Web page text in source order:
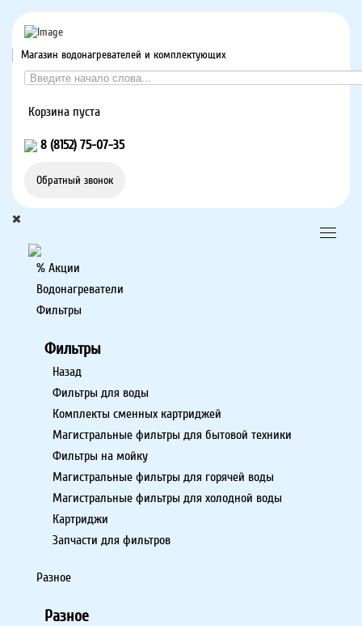
Магазин водонагревателей и комплектующих
Корзина пуста
8 (8152) 75-07-35
Обратный звонок
% Акции
Водонагреватели
Фильтры
Фильтры
Назад
Фильтры для воды
Комплекты сменных картриджей
Магистральные фильтры для бытовой техники
Фильтры на мойку
Магистральные фильтры для горячей воды
Магистральные фильтры для холодной воды
Картриджи
Запчасти для фильтров
Разное
Разное